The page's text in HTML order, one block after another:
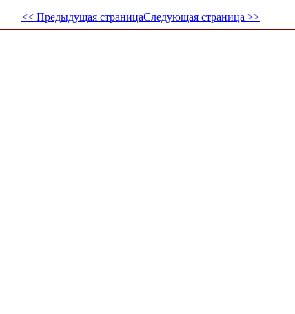
<< Предыдущая страницаСледующая страница >>